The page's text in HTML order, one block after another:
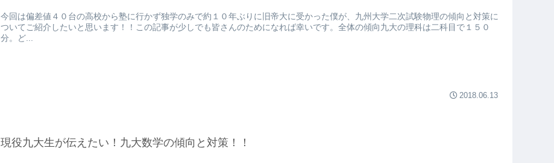
今回は偏差値４０台の高校から塾に行かず独学のみで約１０年ぶりに旧帝大に受かった僕が、九州大学二次試験物理の傾向と対策に
ついてご紹介したいと思います！！この記事が少しでも皆さんのためになれば幸いです。全体の傾向九大の理科は二科目で１５０
分。ど...
2018.06.13
現役九大生が伝えたい！九大数学の傾向と対策！！